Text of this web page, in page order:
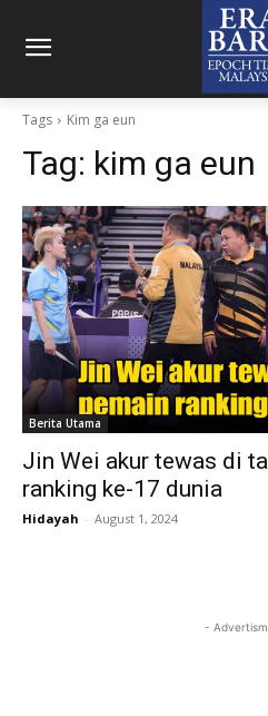
Tags Kim ga eun
Tag: kim ga eun
Berita Utama
Jin Wei akur tewas di
ranking ke-17 dunia
Hidayah - August 1, 2024
-